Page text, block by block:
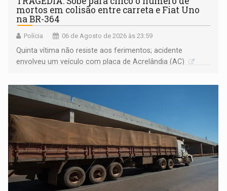
mortos em colisão entre carreta e Fiat Uno
na BR-364
Polícia 06 de Agosto de 2026 às 23:59
Quinta vítima não resiste aos ferimentos; acidente
envolveu um veículo com placa de Acrelândia (AC)